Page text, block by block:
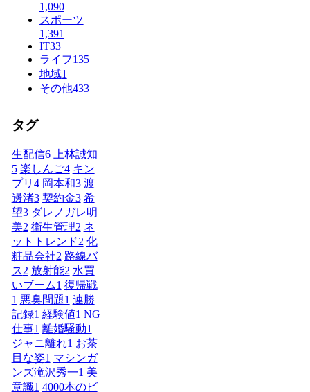
1,090
スポーツ
1,391
IT33
ライフ135
地域1
その他433
タグ
生配信6
上林誠知
5 楽しんご4 キン
プリ 4 岡本和3 渡
邊渚3 契約金3 希
望3 ダレノガレ明
美2 衛生管理2 ネ
ットトレンド2 化
粧品会社2 路線バ
ス2 放射能2 水買
いブーム1 復帰戦
1 悪臭問題1 連勝
記録1 経験値1 NG
仕事1 離婚騒動1
ジャニ離れ1 お茶
目な姿1 マシンガ
ンズ滝沢秀一1 美
意識1 4000本のビ